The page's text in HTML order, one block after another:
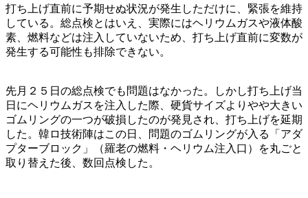
打ち上げ直前に予期せぬ状況が発生しただけに、緊張を維持
している。総点検とはいえ、実際にはヘリウムガスや液体酸
素、燃料などは注入していないため、打ち上げ直前に変数が
発生する可能性も排除できない。
先月２５日の総点検でも問題はなかった。しかし打ち上げ当
日にヘリウムガスを注入した際、硬貨サイズよりやや大きい
ゴムリングの一つが破損したのが発見され、打ち上げを延期
した。韓ロ技術陣はこの日、問題のゴムリングが入る「アダ
プターブロック」（羅老の燃料・ヘリウム注入口）を丸ごと
取り替えた後、数回点検した。